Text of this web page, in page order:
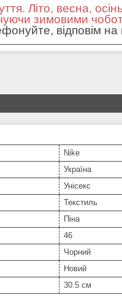
Літо, весна,
зимовими
відповім на
Nike
Україна
Унісекс
Текстиль
Піна
46
Чорний
Новий
30.5 см